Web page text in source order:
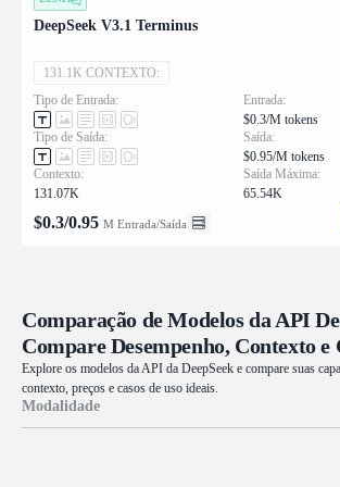
DeepSeek V3.1 Terminus
131.1K CONTEXTO:
Tipo de Entrada:
Tipo de Saída:
Contexto:
131.07K
Entrada:
$0.3/M tokens
Saída:
$0.95/M tokens
Saída Máxima:
65.54K
$0.3/0.95 M Entrada/Saída
Comparação de Modelos da API
Compare Desempenho, Contexto e
Explore os modelos da API da DeepSeek e compare suas
contexto, preços e casos de uso ideais.
Modalidade